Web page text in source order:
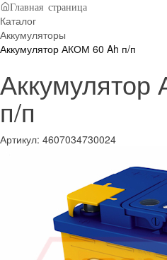
Главная страница
Каталог
Аккумуляторы
Аккумулятор АКОМ 60 Ah п/п
п/п
Артикул: 4607034730024